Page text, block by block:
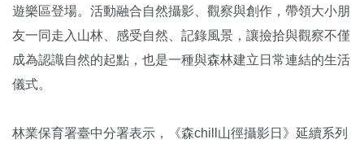
遊樂區登場。活動融合自然攝影、觀察與創作，帶領大小朋
友一同走入山林、感受自然、記錄風景，讓撿拾與觀察不僅
成為認識自然的起點，也是一種與森林建立日常連結的生活
儀式。
林業保育署臺中分署表示，《森chill山徑攝影日》延續系列